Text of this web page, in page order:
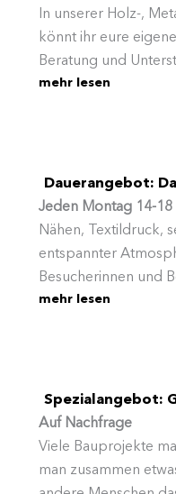
In unserer Holz-,
könnt ihr eure
Beratung und
unseren
mehr lesen
Dauerangebot:
Jeden Montag 14-18
Nähen, Textildruck,
entspannter
Besucherinnen und
Nähtreff
eine Stickmaschine
Textildruck oder
mehr lesen
Spezialangebot:
Auf Nachfrage
Viele Bauprojekte
man zusammen